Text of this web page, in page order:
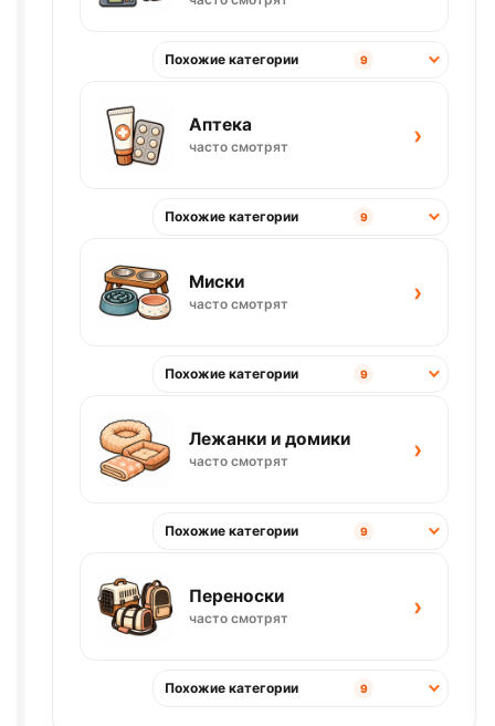
Похожие категории 9
Аптека
часто смотрят ›
Похожие категории 9
Миски
часто смотрят ›
Похожие категории 9
Лежанки и домики
часто смотрят ›
Похожие категории 9
Переноски
часто смотрят ›
Похожие категории 9